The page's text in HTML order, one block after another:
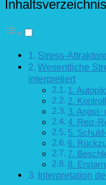
Inhaltsverzeichnis
Stress-
Wesentliche
interpretiert
1.
2.
3. Angst-
4. Reiz-
5.
6.
7.
8.
Interpretation